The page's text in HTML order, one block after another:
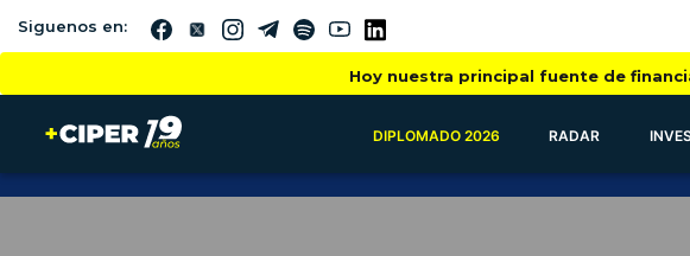
Siguenos en:
Hoy nuestra principal fuente de
DIPLOMADO 2026 RADAR